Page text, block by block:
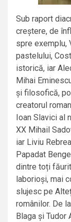
Sub raport
creștere, de
spre exemplu,
pastelului,
istorică, iar
Mihai
și filosofică,
creatorul
Ioan Slavici al
XX Mihail
iar Liviu
Papadat
dintre toți
laborioși, mai
slujesc pe
românilor. De
Blaga și Tudor